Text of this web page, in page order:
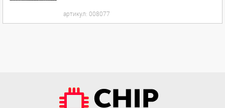
артикул: 008077